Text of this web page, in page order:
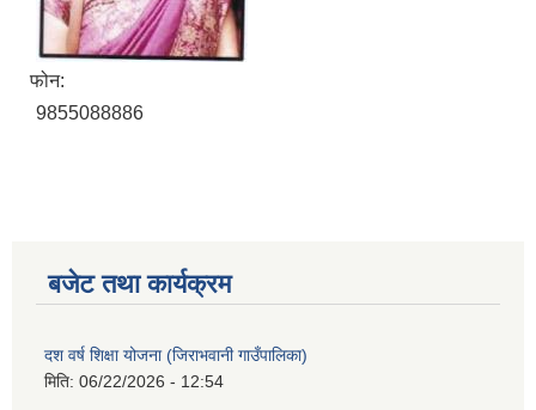
फोन:
9855088886
बजेट तथा कार्यक्रम
दश वर्ष शिक्षा योजना (जिराभवानी गाउँपालिका)
मिति: 06/22/2026 - 12:54